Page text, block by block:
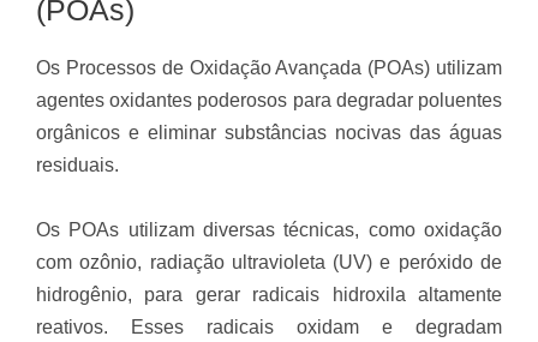
(POAs)
Os Processos de Oxidação Avançada (POAs) utilizam
agentes oxidantes poderosos para degradar poluentes
orgânicos e eliminar substâncias nocivas das águas
residuais.
Os POAs utilizam diversas técnicas, como oxidação
com ozônio, radiação ultravioleta (UV) e peróxido de
hidrogênio, para gerar radicais hidroxila altamente
reativos. Esses radicais oxidam e degradam